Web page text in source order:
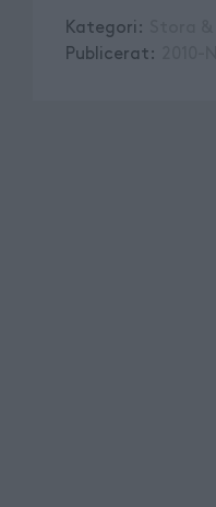
Kategori :
Publicerat :